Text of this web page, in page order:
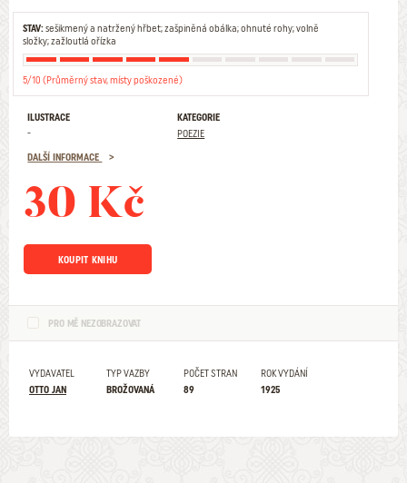
STAV:sešikmený a natržený hřbet; zašpiněná obálka; ohnuté rohy; volně
složky; zažloutlá ořízka
5/10 (Průměrný stav, místy poškozené)
ILUSTRACE
-
KATEGORIE
POEZIE
DALŠÍ INFORMACE
30 Kč
KOUPIT KNIHU
PRO MĚ NEZOBRAZOVAT
VYDAVATEL
OTTO JAN
TYP VAZBY
BROŽOVANÁ
POČET STRAN
89
ROK VYDÁNÍ
1925